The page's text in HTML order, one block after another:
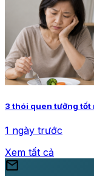
3 thói quen tưởng tốt
1 ngày trước
Xem tất cả
mail